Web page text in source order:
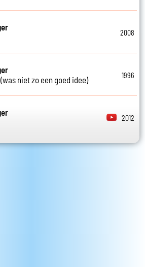
2008
niet zo een goed idee)
1996
2012